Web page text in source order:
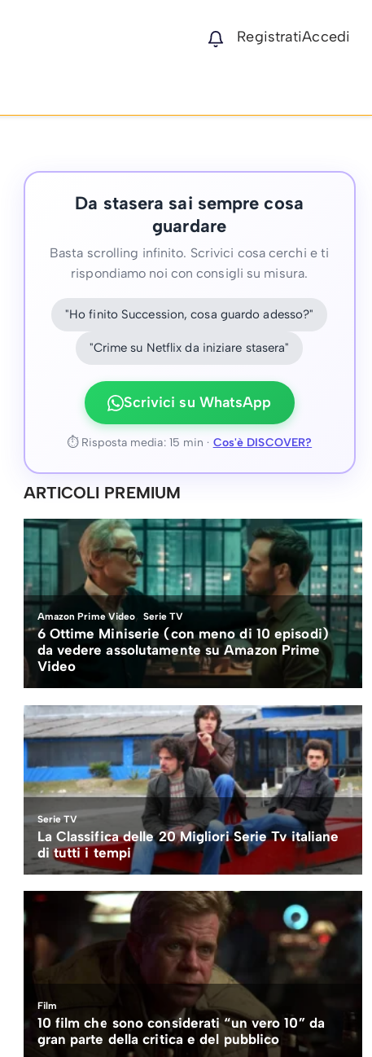
RegistratiAccedi
Da stasera sai sempre cosa
guardare
Basta scrolling infinito. Scrivici cosa cerchi e ti
rispondiamo noi con consigli su misura.
"Ho finito Succession, cosa guardo adesso?"
"Crime su Netflix da iniziare stasera"
Scrivici su WhatsApp
⏱ Risposta media: 15 min · Cos'è DISCOVER?
ARTICOLI PREMIUM